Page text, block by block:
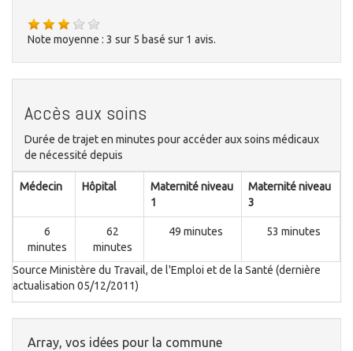
Note moyenne : 3 sur 5 basé sur 1 avis.
Accès aux soins
Durée de trajet en minutes pour accéder aux soins médicaux
de nécessité depuis
Médecin Hôpital
Maternité niveau
1
Maternité niveau
3
6
minutes
62
minutes
49 minutes 53 minutes
Source Ministère du Travail, de l'Emploi et de la Santé (dernière
actualisation 05/12/2011)
Array, vos idées pour la commune